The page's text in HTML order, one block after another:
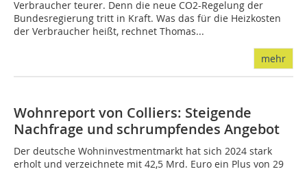
Verbraucher teurer. Denn die neue CO2-Regelung der
Bundesregierung tritt in Kraft. Was das für die Heizkosten
der Verbraucher heißt, rechnet Thomas...
mehr
Wohnreport von Colliers: Steigende
Nachfrage und schrumpfendes Angebot
Der deutsche Wohninvestmentmarkt hat sich 2024 stark
erholt und verzeichnete mit 42,5 Mrd. Euro ein Plus von 29